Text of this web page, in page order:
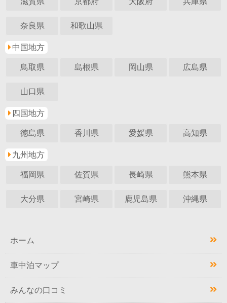
奈良県 和歌山県
中国地方
鳥取県 島根県 岡山県 広島県
山口県
四国地方
徳島県 香川県 愛媛県 高知県
九州地方
福岡県 佐賀県 長崎県 熊本県
大分県 宮崎県 鹿児島県 沖縄県
ホーム
車中泊マップ
みんなの口コミ